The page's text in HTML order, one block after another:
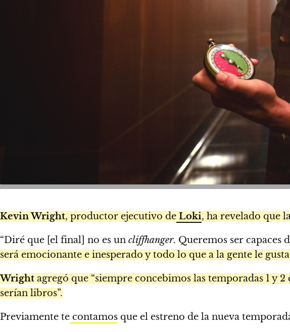
Kevin Wright, productor ejecutivo de Loki, ha revelado que
“Diré que [el final] no es un cliffhanger. Queremos ser capaces
será emocionante e inesperado y todo lo que a la gente le gusta
Wright agregó que “siempre concebimos las temporadas 1 y
serían libros”.
Previamente te contamos que el estreno de la nueva